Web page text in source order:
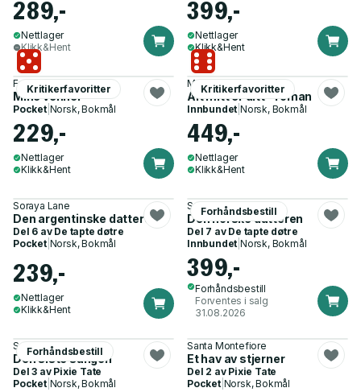
289,-
Nettlager
Klikk&Hent
399,-
Nettlager
Klikk&Hent
Kritikerfavoritter
Fredrik Backman
Mine venner
Pocket| Norsk, Bokmål
229,-
Nettlager
Klikk&Hent
Kritikerfavoritter
Maria Sand
Alt mitt er ditt - roman
Innbundet |Norsk, Bokmål
449,-
Nettlager
Klikk&Hent
Soraya Lane
Den argentinske datteren
Del 6 av De tapte døtre
Pocket| Norsk, Bokmål
239,-
Nettlager
Klikk&Hent
Forhåndsbestill
Soraya Lane
Den norske datteren
Del 7 av De tapte døtre
Innbundet |Norsk, Bokmål
399,-
Forhåndsbestill
Forventes i salg
31.08.2026
Forhåndsbestill
Santa Montefiore
Den siste sangen
Del 3 av Pixie Tate
Pocket| Norsk, Bokmål
Santa Montefiore
Et hav av stjerner
Del 2 av Pixie Tate
Pocket| Norsk, Bokmål